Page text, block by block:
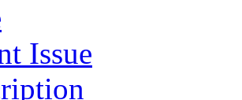
Issue